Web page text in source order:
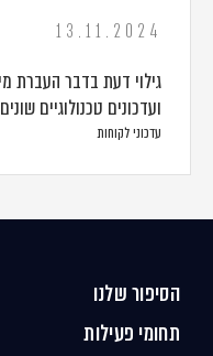
13.11.2024
גילוי דעת בדבר העברת
ועדכונים טכנולוגיים שונים
עדכוני לקוחות
הסיפור שלנו
תחומי פעילות